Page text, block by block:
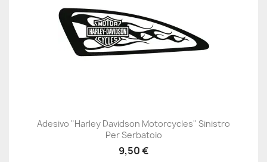
Adesivo "Harley Davidson Motorcycles" Sinistro
Per Serbatoio
9,50 €